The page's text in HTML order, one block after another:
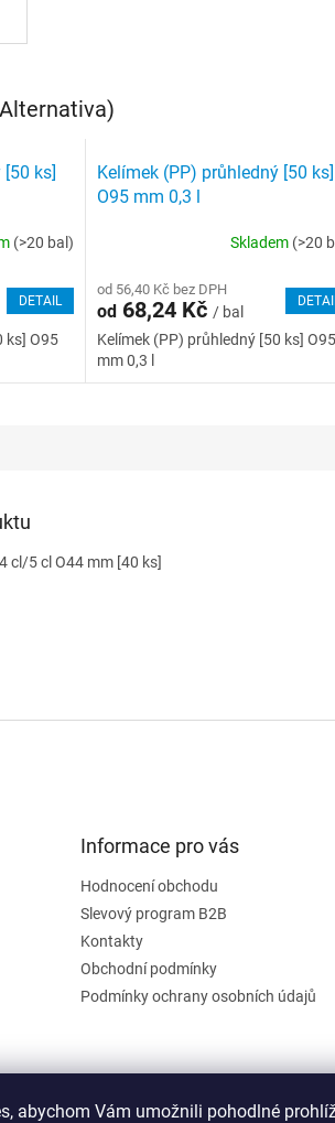
abychom Vám umožnili pohodlné
ks]
(>20 bal)
DETAIL
ks] O95
Kelímek (PP) průhledný [50 ks]
O95 mm 0,3 l
Skladem (>20
od 56,40 Kč bez DPH
od 68,24 Kč/ bal
Kelímek (PP) průhledný [50 ks] O95
mm 0,3 l
cl/5 cl O44 mm [40 ks]
Informace pro vás
Hodnocení obchodu
Slevový program B2B
Kontakty
Obchodní podmínky
Podmínky ochrany osobních údajů